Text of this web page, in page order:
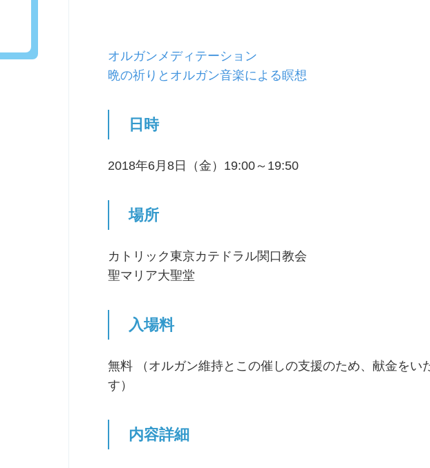
オルガンメディテーション
晩の祈りとオルガン音楽による瞑想
日時
2018年6月8日（金）19:00～19:50
場所
カトリック東京カテドラル関口教会
聖マリア大聖堂
入場料
無料 （オルガン維持とこの催しの支援のため、献金をい
す）
内容詳細